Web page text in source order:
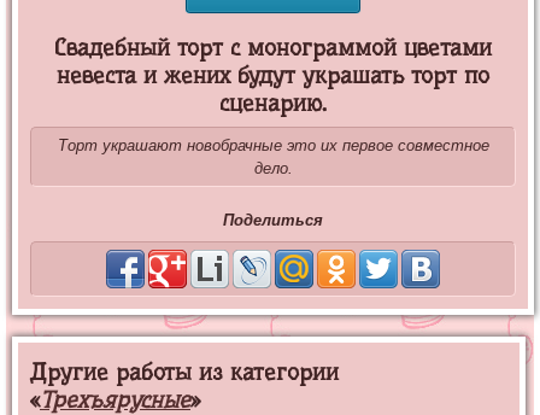
Свадебный торт с монограммой цветами
невеста и жених будут украшать торт по
сценарию.
Торт украшают новобрачные это их первое совместное
дело.
Поделиться
Другие работы из категории
«Трехъярусные»